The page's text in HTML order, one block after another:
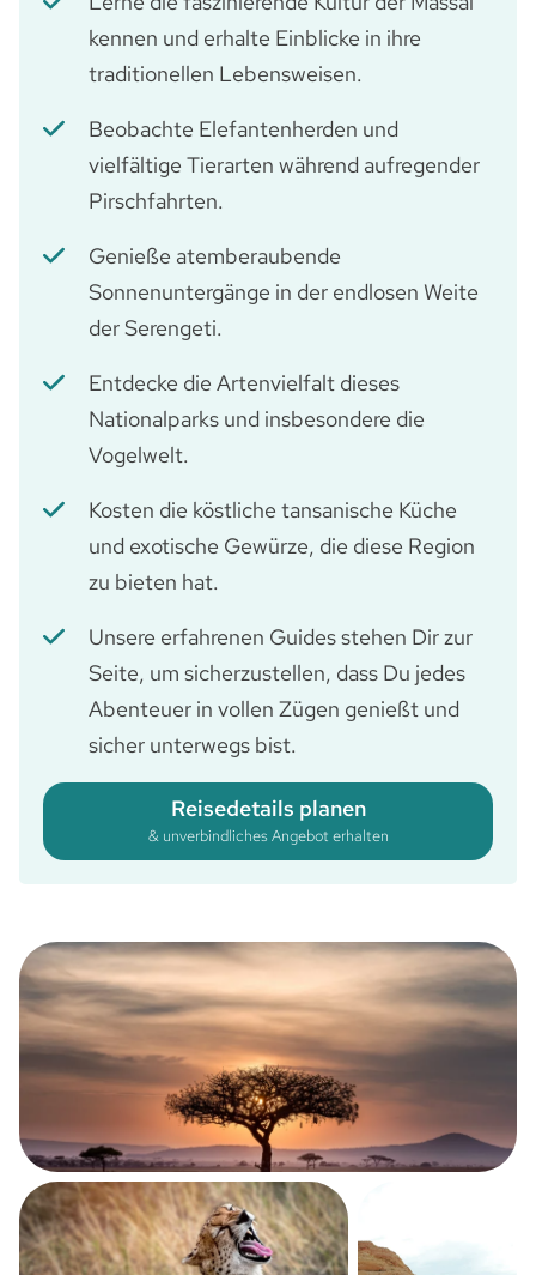
kennen und erhalte Einblicke in ihre
traditionellen Lebensweisen.
Beobachte Elefantenherden und
vielfältige Tierarten während aufregender
Pirschfahrten.
Genieße atemberaubende
Sonnenuntergänge in der endlosen Weite
der Serengeti.
Entdecke die Artenvielfalt dieses
Nationalparks und insbesondere die
Vogelwelt.
Kosten die köstliche tansanische Küche
und exotische Gewürze, die diese Region
zu bieten hat.
Unsere erfahrenen Guides stehen Dir zur
Seite, um sicherzustellen, dass Du jedes
Abenteuer in vollen Zügen genießt und
sicher unterwegs bist.
Reisedetails planen
& unverbindliches Angebot erhalten